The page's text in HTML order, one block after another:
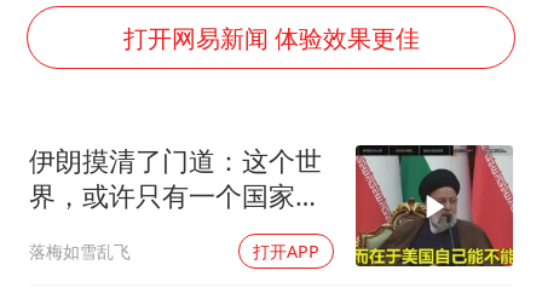
百花奖开幕式
两名乘客在飞机上因调节座椅起冲突
女儿为争财产堵门阻挠父亲出殡
夯实基础开新局
打开网易新闻 体验效果更佳
伊朗摸清了门道：这个世
界，或许只有一个国家，
落梅如雪乱飞 打开APP